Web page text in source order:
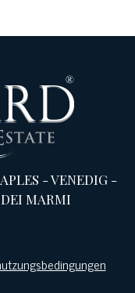
-VENEDIG -
MARMI